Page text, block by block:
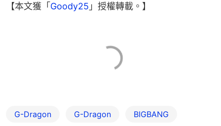
【本文獲「Goody25 」授權轉載。】
G-Dragon G-Dragon BIGBANG